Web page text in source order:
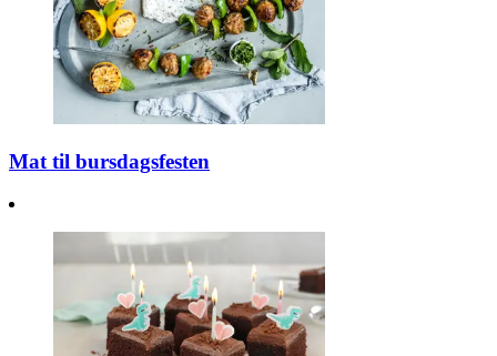
Mat til bursdagsfesten